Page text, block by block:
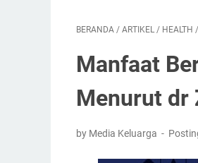
BERANDA / ARTIKEL / HEALTH /
Manfaat
Menurut dr
by Media Keluarga